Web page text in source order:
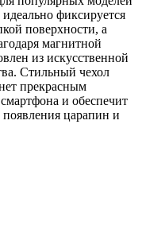
фиксируется
поверхности, а
магнитной
из искусственной
Стильный чехол
прекрасным
и обеспечит
появления царапин и